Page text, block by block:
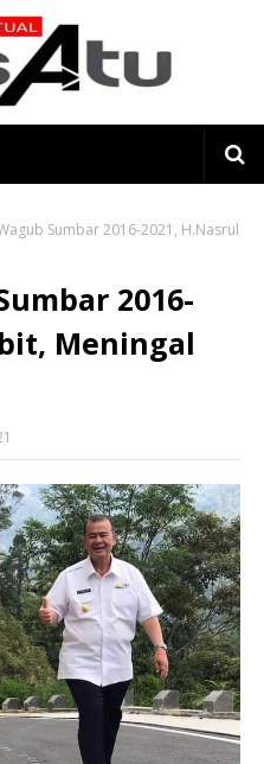
Sumbar 2016-2021, H.Nasrul
2016-
Meningal